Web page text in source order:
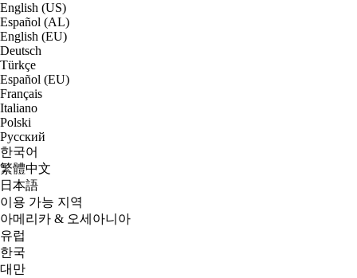
English (US)
Español (AL)
English (EU)
Deutsch
Türkçe
Español (EU)
Français
Italiano
Polski
Русский
한국어
繁體中文
日本語
이용 가능 지역
아메리카 & 오세아니아
유럽
한국
대만